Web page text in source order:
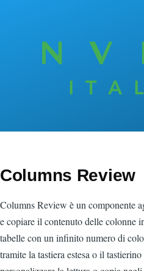
Columns Review
Columns Review è un componente
e copiare il contenuto delle colonne
tabelle con un infinito numero di
tramite la tastiera estesa o il